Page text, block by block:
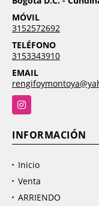
MÓVIL
3152572692
TELÉFONO
3153343910
EMAIL
Instagram
INFORMACIÓN
Inicio
Venta
ARRIENDO